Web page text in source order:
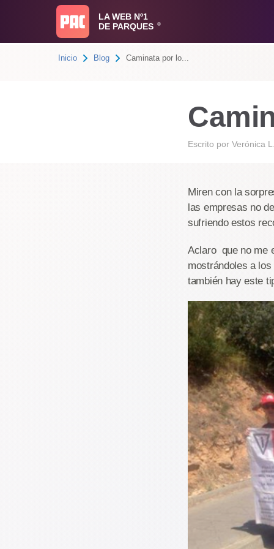
LA WEB Nº1
DE PARQUES
®
Inicio Blog Caminata por lo...
Escrito por Verónica
Miren con la
las empresas no
sufriendo estos
Aclaro que no me
mostrándoles a
también hay este